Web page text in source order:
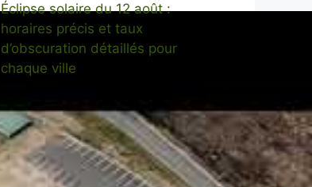
Éclipse solaire du 12 août :
horaires précis et taux
d’obscuration détaillés pour
chaque ville
Rechercher